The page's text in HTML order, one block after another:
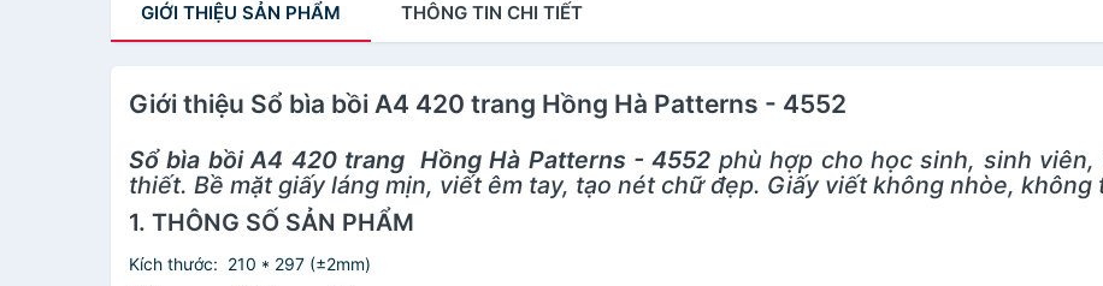
GIỚI THIỆU SẢN PHẨM THÔNG TIN CHI TIẾT
Giới thiệu Sổ bìa bồi A4 420 trang Hồng Hà Patterns - 4552
Sổ bìa bồi A4 420 trang Hồng Hà Patterns - 4552 phù hợp cho học sinh, sinh
thiết. Bề mặt giấy láng mịn, viết êm tay, tạo nét chữ đẹp. Giấy viết không nhòe, không
1. THÔNG SỐ SẢN PHẨM
Kích thước: 210 * 297 (±2mm)